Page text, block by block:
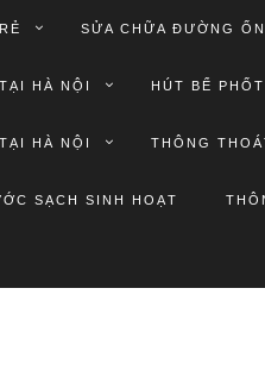
SỬA CHỮA ĐƯỜNG
HÀ NỘI HÚT BỂ
HÀ NỘI THÔNG
SẠCH SINH HOẠT